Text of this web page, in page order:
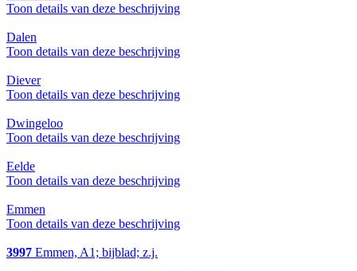
Toon details van deze beschrijving
Dalen
Toon details van deze beschrijving
Diever
Toon details van deze beschrijving
Dwingeloo
Toon details van deze beschrijving
Eelde
Toon details van deze beschrijving
Emmen
Toon details van deze beschrijving
3997 Emmen, A1; bijblad; z.j.